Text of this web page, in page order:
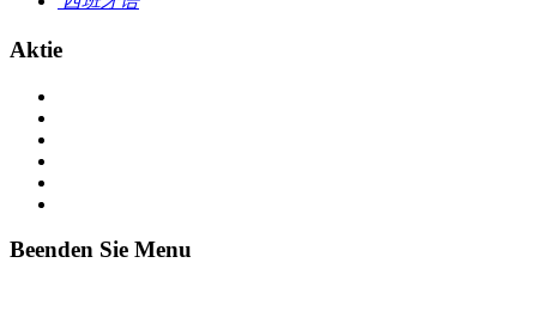
Aktie
Beenden Sie Menu